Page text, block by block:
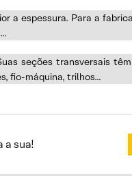
espessura. Para a
seções transversais
fio-máquina, trilhos…
a sua!